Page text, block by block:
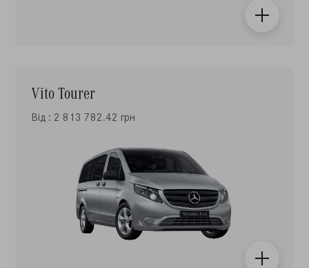
Vito Tourer
Від : 2 813 782.42 грн